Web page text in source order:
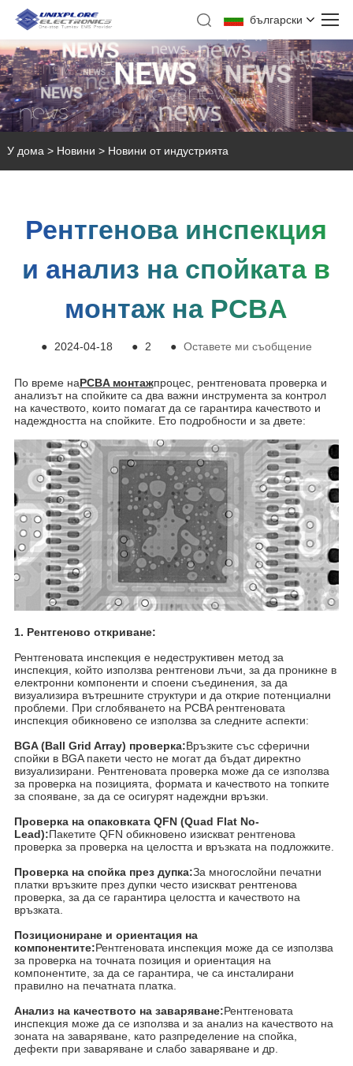
български
У дома > Новини > Новини от индустрията
Рентгенова инспекция
и анализ на спойката в
монтаж на PCBA
● 2024-04-18 ● 2 ● Оставете ми съобщение
По време наPCBA монтажпроцес, рентгеновата проверка и
анализът на спойките са два важни инструмента за контрол
на качеството, които помагат да се гарантира качеството и
надеждността на спойките. Ето подробности и за двете:
1. Рентгеново откриване:
Рентгеновата инспекция е недеструктивен метод за
инспекция, който използва рентгенови лъчи, за да проникне в
електронни компоненти и споени съединения, за да
визуализира вътрешните структури и да открие потенциални
проблеми. При сглобяването на PCBA рентгеновата
инспекция обикновено се използва за следните аспекти:
BGA (Ball Grid Array) проверка:Връзките със сферични
спойки в BGA пакети често не могат да бъдат директно
визуализирани. Рентгеновата проверка може да се използва
за проверка на позицията, формата и качеството на топките
за спояване, за да се осигурят надеждни връзки.
Проверка на опаковката QFN (Quad Flat No-
Lead):Пакетите QFN обикновено изискват рентгенова
проверка за проверка на целостта и връзката на подложките.
Проверка на спойка през дупка:За многослойни печатни
платки връзките през дупки често изискват рентгенова
проверка, за да се гарантира целостта и качеството на
връзката.
Позициониране и ориентация на
компонентите:Рентгеновата инспекция може да се използва
за проверка на точната позиция и ориентация на
компонентите, за да се гарантира, че са инсталирани
правилно на печатната платка.
Анализ на качеството на заваряване:Рентгеновата
инспекция може да се използва и за анализ на качеството на
зоната на заваряване, като разпределение на спойка,
дефекти при заваряване и слабо заваряване и др.